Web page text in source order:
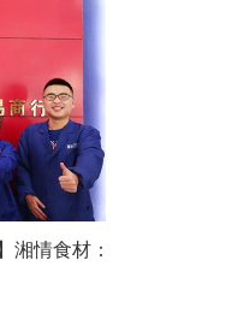
湘情食材：